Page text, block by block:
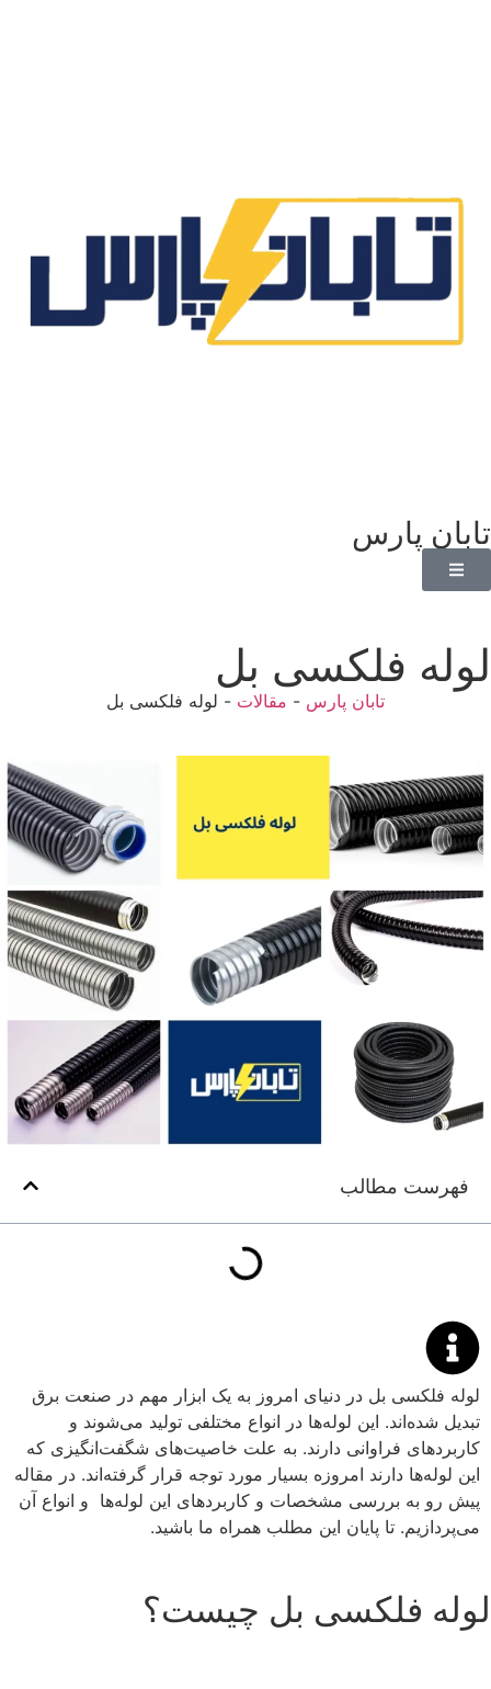
تابان پارس
لوله فلکسی بل
تابان پارس - مقالات - لوله فلکسی بل
فهرست مطالب
لوله فلکسی بل در دنیای امروز به یک ابزار مهم در صنعت برق
تبدیل شده‌اند. این لوله‌ها در انواع مختلفی تولید می‌شوند و
کاربردهای فراوانی دارند. به علت خاصیت‌های شگفت‌انگیزی که
این لوله‌ها دارند امروزه بسیار مورد توجه قرار گرفته‌اند. در مقاله
پیش رو به بررسی مشخصات و کاربردهای این لوله‌ها و انواع آن
می‌پردازیم. تا پایان این مطلب همراه ما باشید.
لوله فلکسی بل چیست؟